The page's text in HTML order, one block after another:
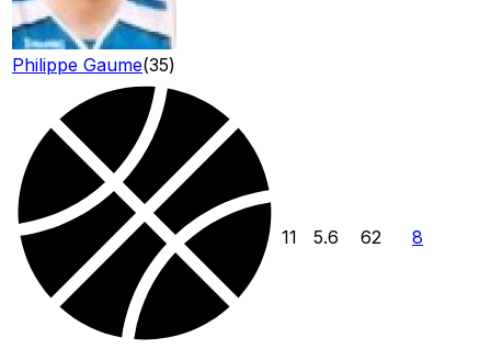
Philippe Gaume(35)
11 5.6 62 8